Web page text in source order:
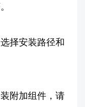
择安装路径和
附加组件，请